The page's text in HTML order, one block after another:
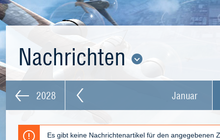
Nachrichten
2028 Januar
Es gibt keine Nachrichtenartikel für den angegebenen